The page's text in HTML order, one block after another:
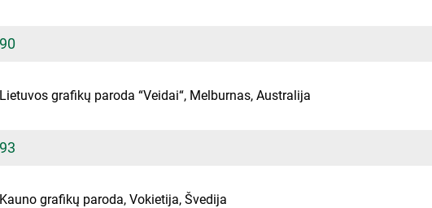
Lietuvos grafikų paroda “Veidai“, Melburnas, Australija
Kauno grafikų paroda, Vokietija, Švedija